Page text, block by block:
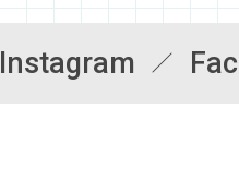
Instagram